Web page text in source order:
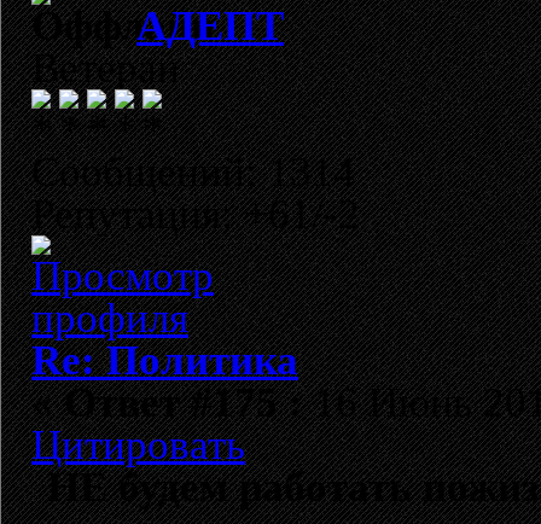
АДЕПТ
Ветеран
Сообщений: 1314
Репутация: +61/-2
Re: Политика
«Ответ #175 :16 Июнь
Цитировать
НЕ будем работать